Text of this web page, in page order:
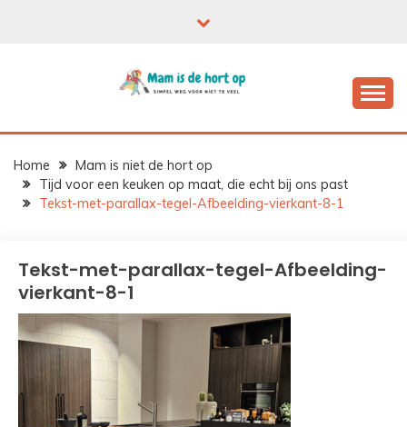
Home
Mam is niet de hort op
Tijd voor een keuken op maat, die echt bij ons past
Tekst-met-parallax-tegel-Afbeelding-vierkant-8-1
Tekst-met-parallax-tegel-Afbeelding-
vierkant-8-1